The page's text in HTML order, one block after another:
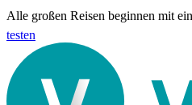
Alle großen Reisen beginnen mit
testen